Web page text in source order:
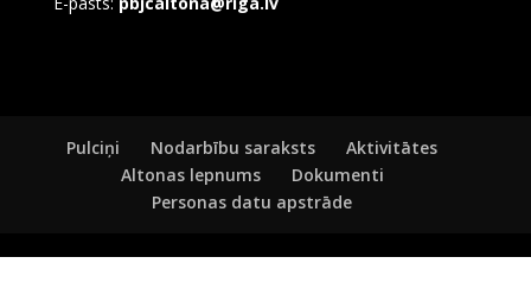
Pulciņi Nodarbību saraksts
Aktivitātes
Altonas lepnums
Dokumenti
Personas datu apstrāde